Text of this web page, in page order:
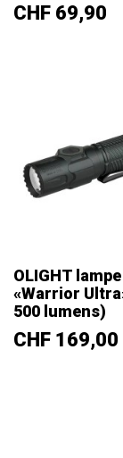
Prix
CHF 69,90
OLIGHT
«Warrior
500 lumens)
Prix
CHF 169,00